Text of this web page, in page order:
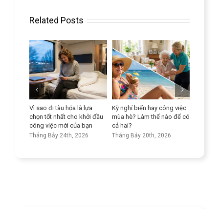
Related Posts
Vì sao đi tàu hỏa là lựa
chọn tốt nhất cho khởi đầu
công việc mới của bạn
Tháng Bảy 24th, 2026
Kỳ nghỉ biển hay công việc
mùa hè? Làm thế nào để có
cả hai?
Tháng Bảy 20th, 2026